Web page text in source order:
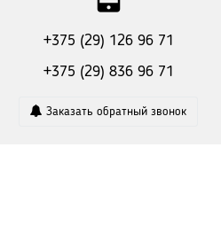
+375 (29) 126 96 71
+375 (29) 836 96 71
Заказать обратный звонок